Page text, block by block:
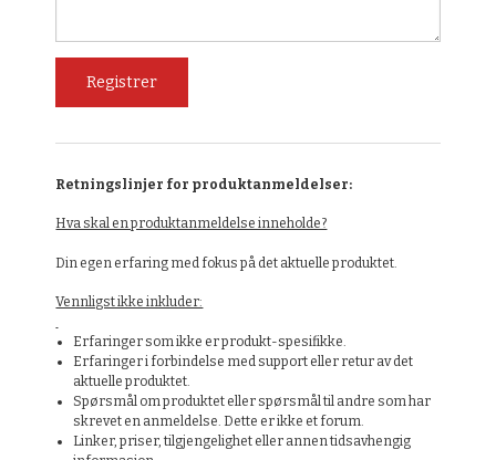
Retningslinjer for produktanmeldelser:
Hva skal en produktanmeldelse inneholde?
Din egen erfaring med fokus på det aktuelle produktet.
Vennligst ikke inkluder:
Erfaringer som ikke er produkt-spesifikke.
Erfaringer i forbindelse med support eller retur av det
aktuelle produktet.
Spørsmål om produktet eller spørsmål til andre som har
skrevet en anmeldelse. Dette er ikke et forum.
Linker, priser, tilgjengelighet eller annen tidsavhengig